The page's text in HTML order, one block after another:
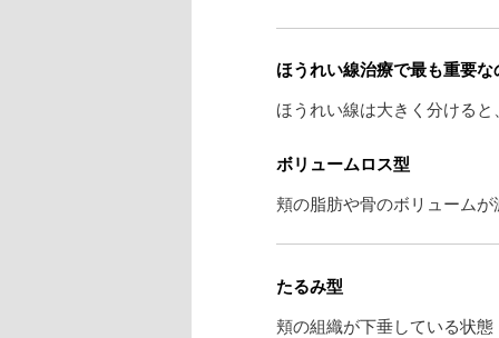
ほうれい線治療で最も重要
ほうれい線は大きく分けると
ボリュームロス型
頬の脂肪や骨のボリューム
たるみ型
頬の組織が下垂している状態